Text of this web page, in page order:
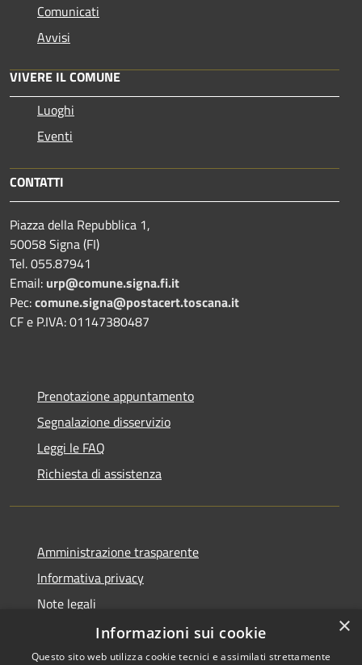
Comunicati
Avvisi
VIVERE IL COMUNE
Luoghi
Eventi
CONTATTI
Piazza della Repubblica 1,
50058 Signa (FI)
Tel. 055.87941
Email: urp@comune.signa.fi.it
Pec:comune.signa@postacert.toscana.it
CF e P.IVA: 01147380487
Prenotazione appuntamento
Segnalazione disservizio
Leggi le FAQ
Richiesta di assistenza
Amministrazione trasparente
Informativa privacy
Note legali
Dichiarazione di accessibilità
×
Informazioni sui cookie
Questo sito web utilizza cookie tecnici e assimilati strettamente